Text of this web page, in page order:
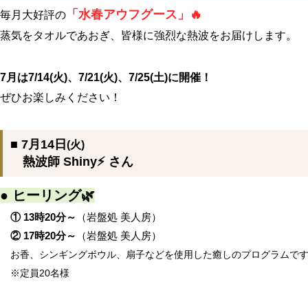
毎月大好評の 「水春アウフグース」🔥
蒸気をタオルであおぎ、皆様に強烈な熱波をお届けします。
7月は7/14(火)、7/21(火)、7/25(土)に開催！
ぜひお楽しみください！
■ 7月14日 (火)
熱波師 Shiny⚡ さん
● ヒーリング🌿
① 13時20分～
（岩盤処 美人房）
② 17時20分～
（岩盤処 美人房）
お香、シンギングボウル、扇子などを使用した癒しのプログラムで
※定員20名様